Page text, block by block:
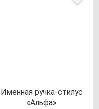
Имен­ная руч­ка-сти­лус
«Аль­фа»